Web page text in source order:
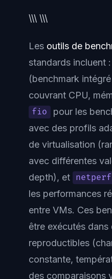
\\\ \\\
Les outils de
standards incluent :
(benchmark
couvrant CPU,
fio
pour les
avec des profils
de virtualisation
avec différentes
depth), et netperf
les performances
entre VMs. Ces
être exécutés
reproductibles
constante,
des comparaisons